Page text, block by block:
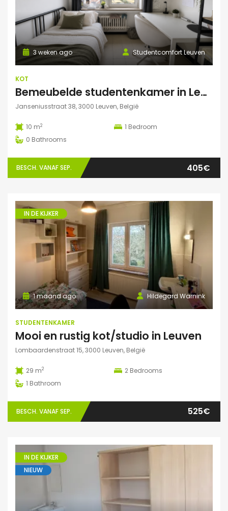
Studentcomfort Leuven
3 weken ago
KOT
Bemeubelde studentenkamer in Leuven – Regina Mundi
Janseniusstraat 38, 3000 Leuven, België
10 m2 1 Bedroom
0 Bathrooms
BESCH. VANAF SEP. 405€
IN DE KIJKER
Hildegard Warnink
1 maand ago
STUDENTENKAMER
Mooi en rustig kot/studio in Leuven
Lombaardenstraat 15, 3000 Leuven, België
29 m2 2 Bedrooms
1 Bathroom
BESCH. VANAF SEP. 525€
IN DE KIJKER
NIEUW